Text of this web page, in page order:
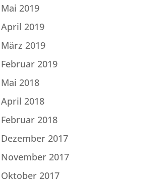
Mai 2019
April 2019
März 2019
Februar 2019
Mai 2018
April 2018
Februar 2018
Dezember 2017
November 2017
Oktober 2017